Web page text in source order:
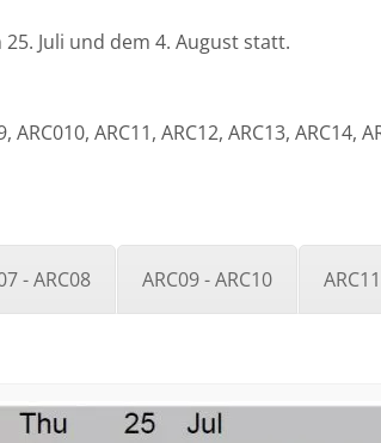
Juli und dem 4. August statt.
ARC11, ARC12, ARC13, ARC14,
- ARC08 ARC09 - ARC10